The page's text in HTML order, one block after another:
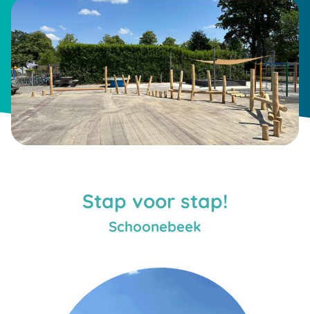
Stap voor stap!
Schoonebeek